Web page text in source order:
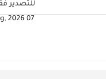
للتصدير
07 Aug, 2026